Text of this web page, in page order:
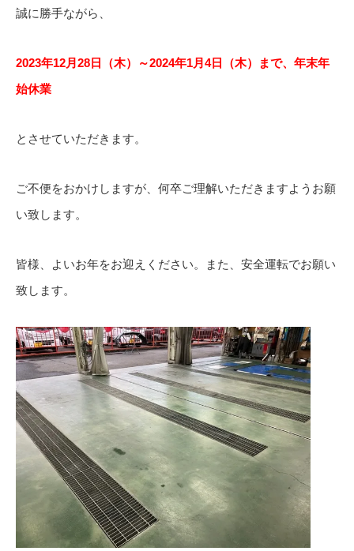
誠に勝手ながら、
2023年12月28日（木）～2024年1月4日（木）まで、年末年
始休業
とさせていただきます。
ご不便をおかけしますが、何卒ご理解いただきますようお願
い致します。
皆様、よいお年をお迎えください。また、安全運転でお願い
致します。